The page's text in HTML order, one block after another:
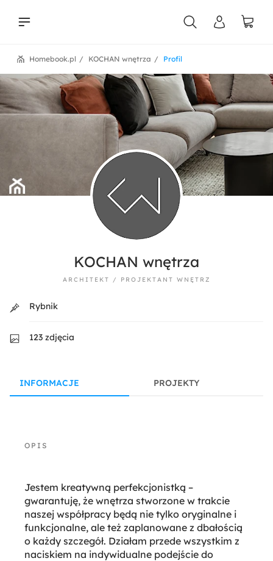
Profil
KOCHAN wnętrza
Homebook.pl
KOCHAN wnętrza
ARCHITEKT / PROJEKTANT WNĘTRZ
Rybnik
123 zdjęcia
INFORMACJE PROJEKTY
Jestem kreatywną perfekcjonistką –
gwarantuję, że wnętrza stworzone w trakcie
naszej współpracy będą nie tylko oryginalne i
funkcjonalne, ale też zaplanowane z dbałością
o każdy szczegół. Działam przede wszystkim z
naciskiem na indywidualne podejście do